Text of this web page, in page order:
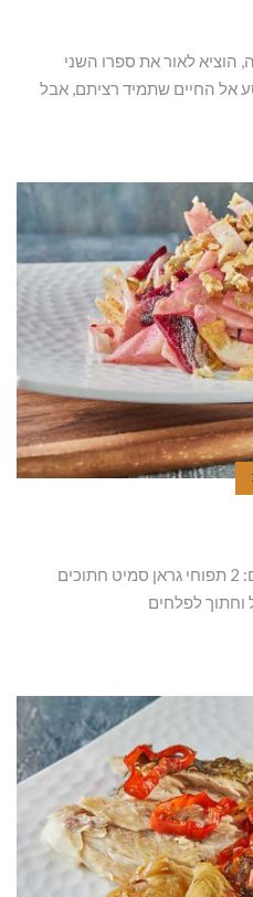
הוציא לאור את ספרו השני
אל החיים שתמיד רציתם, אבל
4 מנות זמן הכנה: 20 דקות חומרים: 2 תפוחי גראן סמיט חתוכים